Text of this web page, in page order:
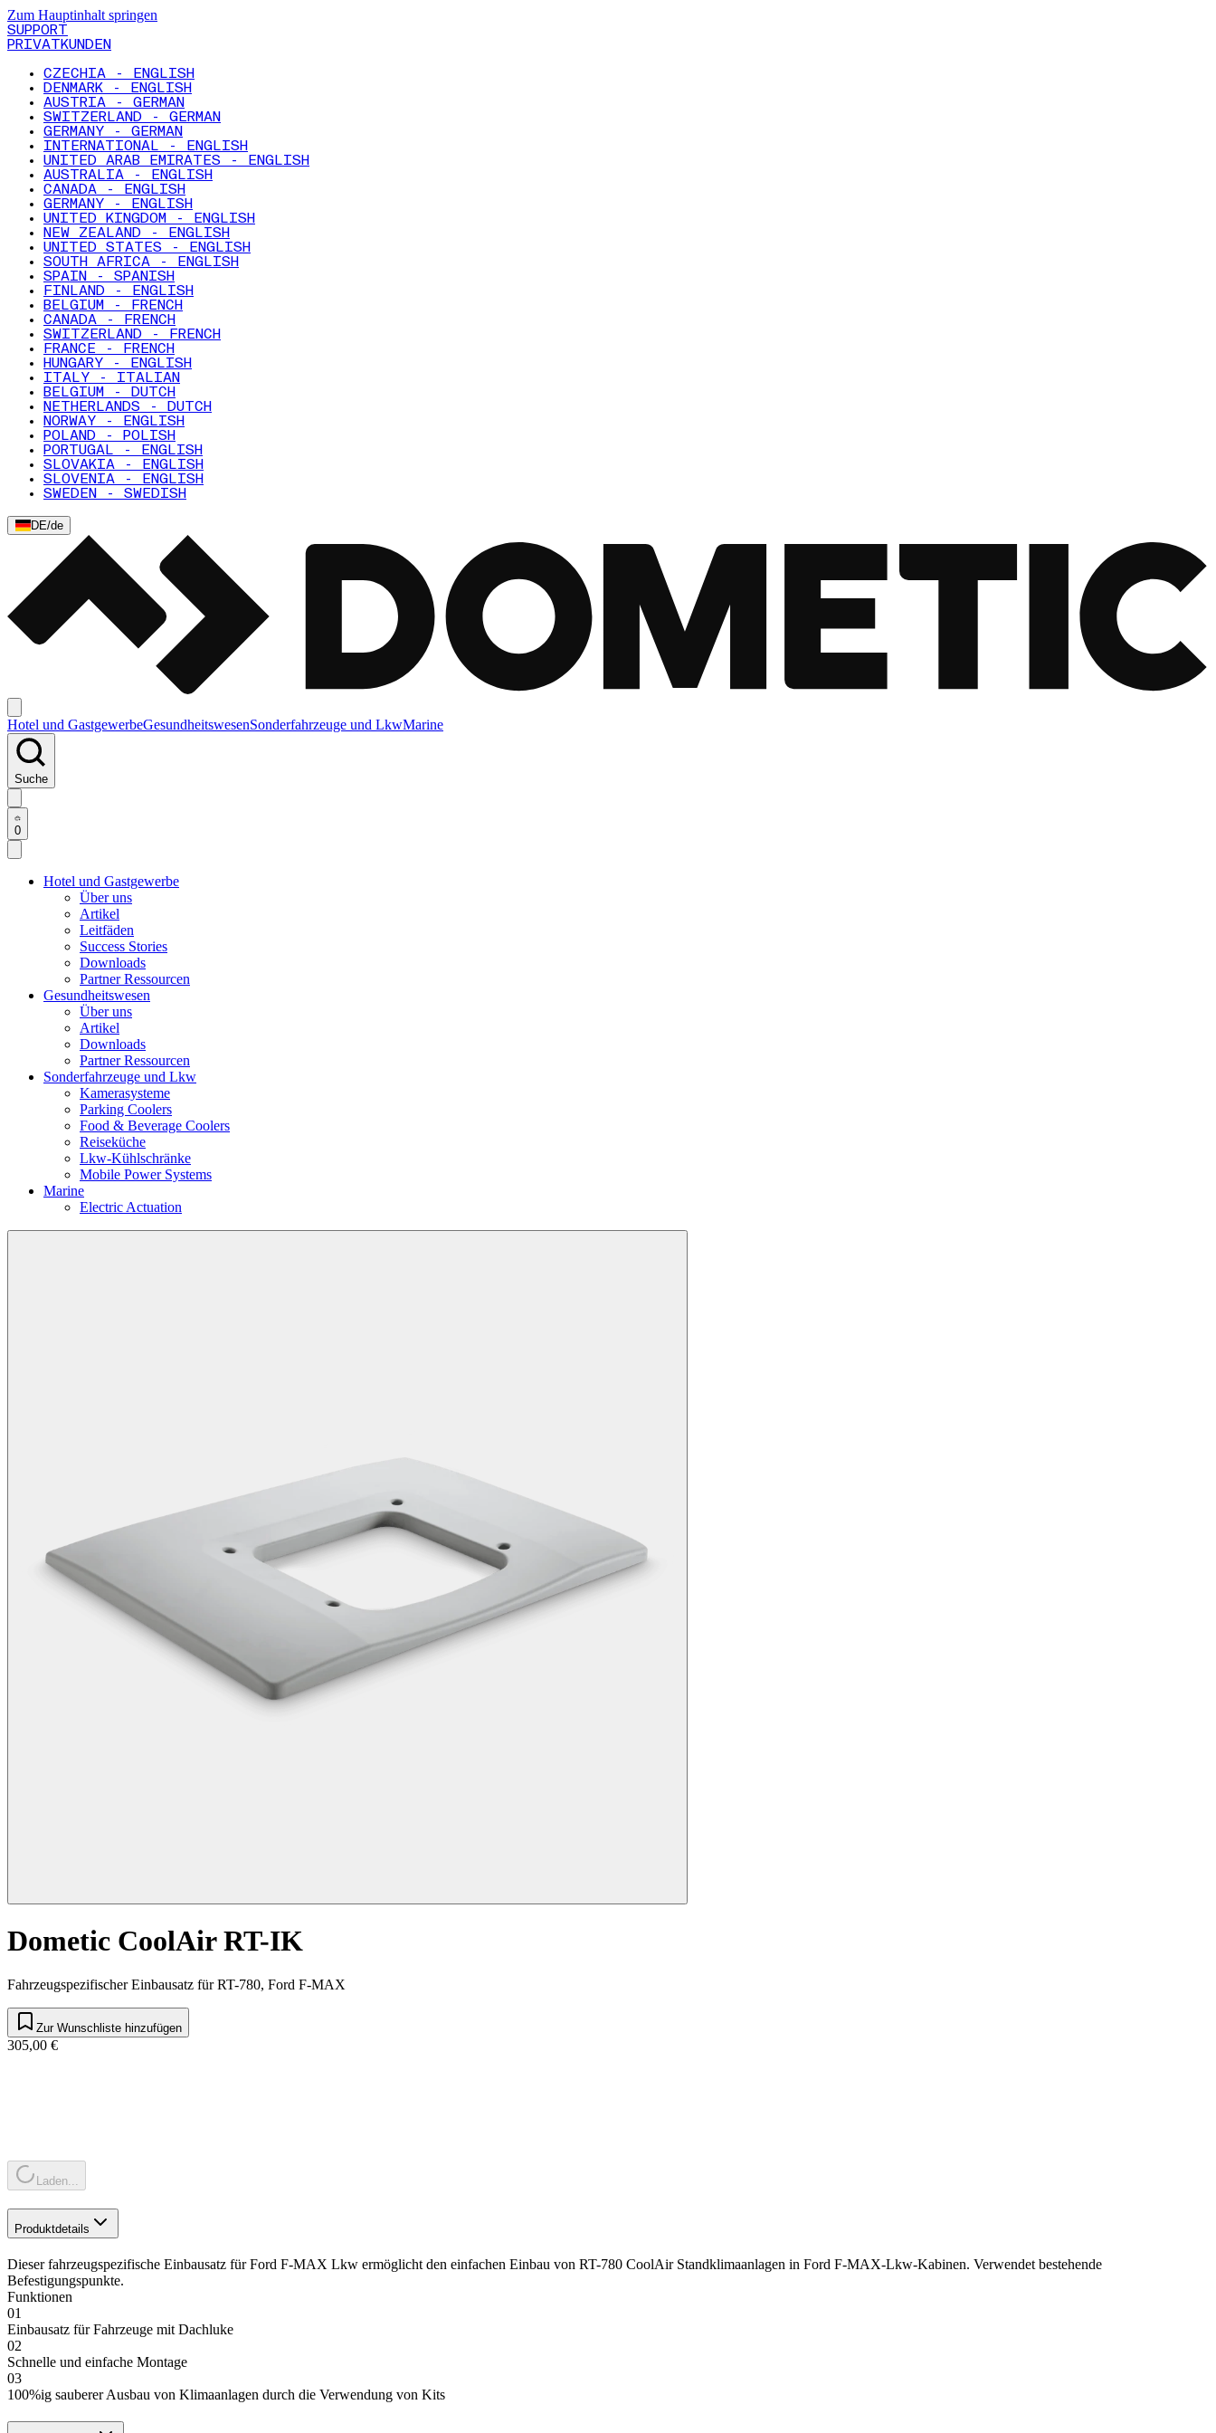
Zum Hauptinhalt springen
SUPPORT
PRIVATKUNDEN
CZECHIA - ENGLISH
DENMARK - ENGLISH
AUSTRIA - GERMAN
SWITZERLAND - GERMAN
GERMANY - GERMAN
INTERNATIONAL - ENGLISH
UNITED ARAB EMIRATES - ENGLISH
AUSTRALIA - ENGLISH
CANADA - ENGLISH
GERMANY - ENGLISH
UNITED KINGDOM - ENGLISH
NEW ZEALAND - ENGLISH
UNITED STATES - ENGLISH
SOUTH AFRICA - ENGLISH
SPAIN - SPANISH
FINLAND - ENGLISH
BELGIUM - FRENCH
CANADA - FRENCH
SWITZERLAND - FRENCH
FRANCE - FRENCH
HUNGARY - ENGLISH
ITALY - ITALIAN
BELGIUM - DUTCH
NETHERLANDS - DUTCH
NORWAY - ENGLISH
POLAND - POLISH
PORTUGAL - ENGLISH
SLOVAKIA - ENGLISH
SLOVENIA - ENGLISH
SWEDEN - SWEDISH
DE/de
Hotel und GastgewerbeGesundheitswesenSonderfahrzeuge und LkwMarine
Suche
0
Hotel und Gastgewerbe
Über uns
Artikel
Leitfäden
Success Stories
Downloads
Partner Ressourcen
Gesundheitswesen
Über uns
Artikel
Downloads
Partner Ressourcen
Sonderfahrzeuge und Lkw
Kamerasysteme
Parking Coolers
Food & Beverage Coolers
Reiseküche
Lkw-Kühlschränke
Mobile Power Systems
Marine
Electric Actuation
Dometic CoolAir RT-IK
Fahrzeugspezifischer Einbausatz für RT-780, Ford F-MAX
Zur Wunschliste hinzufügen
305,00 €
Laden...
Produktdetails
Dieser fahrzeugspezifische Einbausatz für Ford F-MAX Lkw ermöglicht den einfachen Einbau von RT-780 CoolAir Standklimaanlagen in Ford F-MAX-Lkw-Kabinen. Verwendet bestehende
Befestigungspunkte.
Funktionen
01
Einbausatz für Fahrzeuge mit Dachluke
02
Schnelle und einfache Montage
03
100%ig sauberer Ausbau von Klimaanlagen durch die Verwendung von Kits